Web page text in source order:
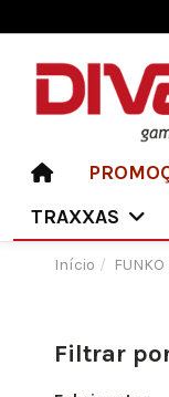
TRAXXAS
Início FUNKO
Filtrar